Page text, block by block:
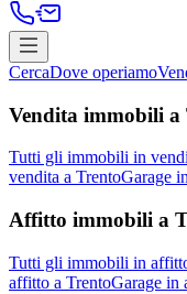
CercaDove operiamo
Vendita immobili a
Tutti gli immobili in
vendita a TrentoGarage
Affitto immobili a
Tutti gli immobili in
affitto a TrentoGarage in